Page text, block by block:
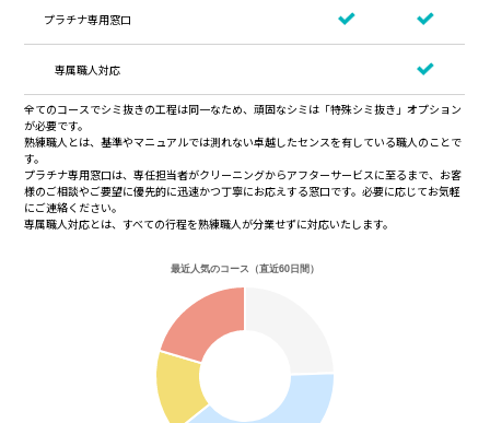
プラチナ専用窓口
専属職人対応
全てのコースでシミ抜きの工程は同一なため、頑固なシミは「特殊シミ抜き」オプション
が必要です。
熟練職人とは、基準やマニュアルでは測れない卓越したセンスを有している職人のことで
す。
プラチナ専用窓口は、専任担当者がクリーニングからアフターサービスに至るまで、お客
様のご相談やご要望に優先的に迅速かつ丁寧にお応えする窓口です。必要に応じてお気軽
にご連絡ください。
専属職人対応とは、すべての行程を熟練職人が分業せずに対応いたします。